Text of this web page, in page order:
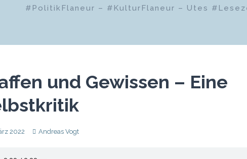
#PolitikFlaneur – #KulturFlaneur – Utes
und Gewissen – Eine
2022 Andreas Vogt